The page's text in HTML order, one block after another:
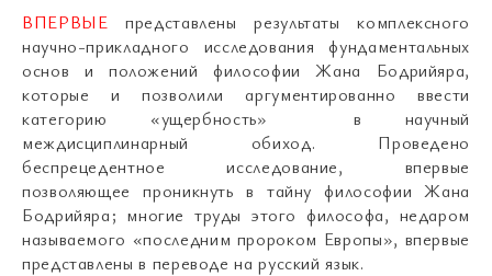
ВПЕРВЫЕ представлены результаты комплексного
научно-прикладного исследования фундаментальных
основ и положений философии Жана Бодрийяра,
которые и позволили аргументированно ввести
категорию «ущербность» в научный
междисциплинарный обиход. Проведено
беспрецедентное исследование, впервые
позволяющее проникнуть в тайну философии Жана
Бодрийяра; многие труды этого философа, недаром
называемого «последним пророком Европы», впервые
представлены в переводе на русский язык.